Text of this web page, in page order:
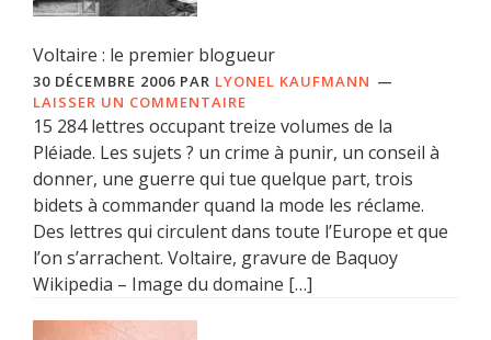
Voltaire : le premier blogueur
30 DÉCEMBRE 2006 PAR LYONEL KAUFMANN
LAISSER UN COMMENTAIRE
15 284 lettres occupant treize volumes de la
Pléiade. Les sujets ? un crime à punir, un conseil à
donner, une guerre qui tue quelque part, trois
bidets à commander quand la mode les réclame.
Des lettres qui circulent dans toute l’Europe et que
l’on s’arrachent. Voltaire, gravure de Baquoy
Wikipedia – Image du domaine […]